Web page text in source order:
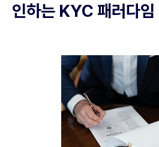
인하는 KYC 패러다임